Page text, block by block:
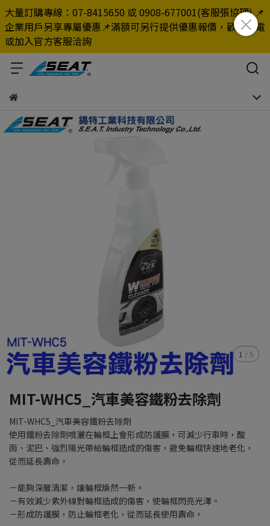
大量訂購專線：07-8415650 或 0908-677001(客服張協理) 📌
企業用戶另享專屬優惠📌滿額可另行提供優惠報價，歡迎來電
或加入官方客服洽詢
1 /5
MIT-WHC5_汽車美容鐵粉去除劑
MIT-WHC5_汽車美容鐵粉去除劑
使用鐵粉去除劑噴灑在輪框上會形成防護膜，可減少行車時，酸
雨、泥巴、強烈陽光帶給輪框造成的傷害，避免輪框快速地老化，
從而延長壽命。
－能夠深層清潔，讓輪框煥然一新。
－有效減少紫外線對輪框造成的傷害，使輪框閃亮光澤。
－形成防護膜，防止輪框老化，從而延長使用壽命。